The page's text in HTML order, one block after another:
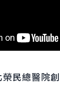
民總醫院